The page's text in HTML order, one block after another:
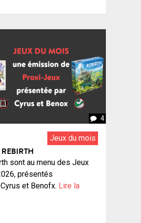
4
Jeux du mois
sont au menu des Jeux
présentés
et Benofx. Lire la